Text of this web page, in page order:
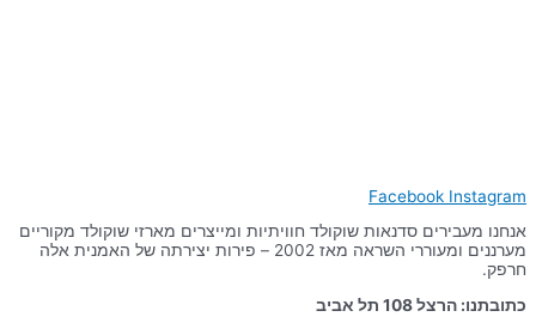
Facebook Instagram
אנחנו מעבירים סדנאות שוקולד חוויתיות ומייצרים מארזי שוקולד מקוריים
מערננים ומעוררי השראה מאז 2002 – פירות יצירתה של האמנית אלה
חרפק.
כתובתנו: הרצל 108 תל אביב